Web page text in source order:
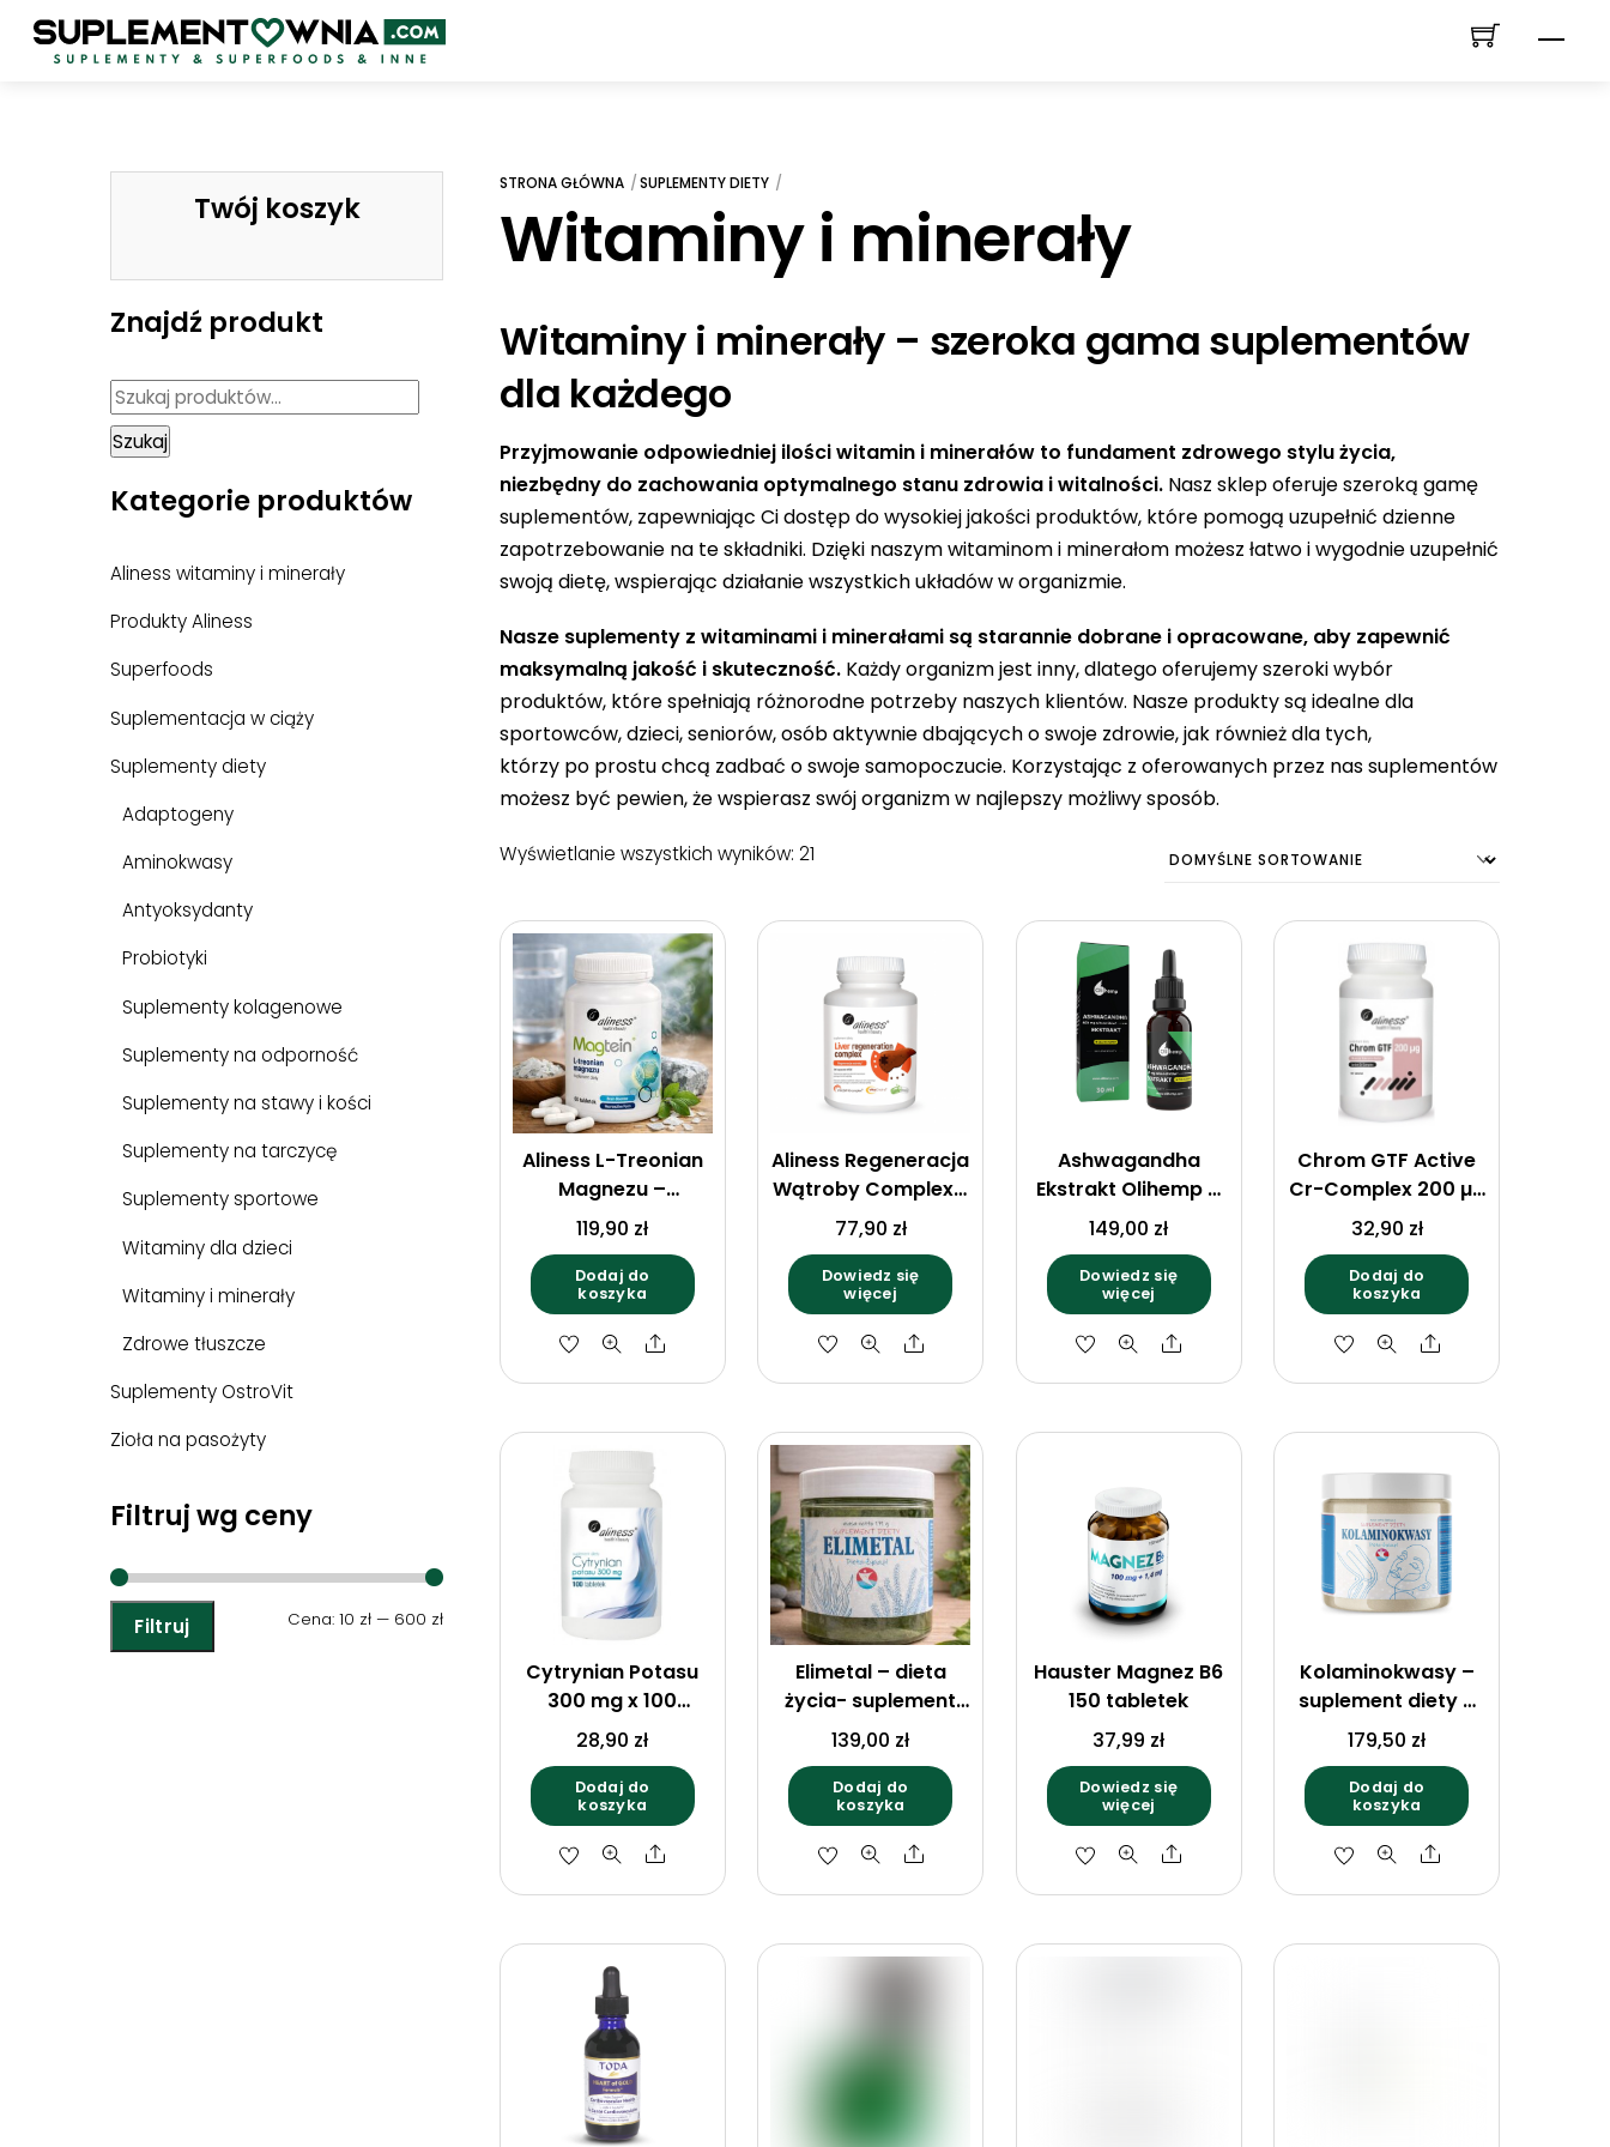
STRONA GŁÓWNA SUPLEMENTY DIETY
Witaminy i minerały
Witaminy i minerały – szeroka gama suplementów
dla każdego
Przyjmowanie odpowiedniej ilości witamin i minerałów to fundament zdrowego stylu życia,
niezbędny do zachowania optymalnego stanu zdrowia i witalności.Nasz sklep oferuje szeroką gamę
suplementów, zapewniając Ci dostęp do wysokiej jakości produktów, które pomogą uzupełnić dzienne
zapotrzebowanie na te składniki. Dzięki naszym witaminom i minerałom możesz łatwo i wygodnie uzupełnić
swoją dietę, wspierając działanie wszystkich układów w organizmie.
Nasze suplementy z witaminami i minerałami są starannie dobrane i opracowane, aby zapewnić
maksymalną jakość i skuteczność.Każdy organizm jest inny, dlatego oferujemy szeroki wybór
produktów, które spełniają różnorodne potrzeby naszych klientów. Nasze produkty są idealne dla
sportowców, dzieci, seniorów, osób aktywnie dbających o swoje zdrowie, jak również dla tych,
którzy po prostu chcą zadbać o swoje samopoczucie. Korzystając z oferowanych przez nas suplementów
możesz być pewien, że wspierasz swój organizm w najlepszy możliwy sposób.
Wyświetlanie wszystkich wyników: 21
Aliness L-Treonian
Magnezu –
wsparcie układu
nerwowego i
koncentracji 60
tabletek
119,90 zł
Dodaj do
koszyka
Share
Aliness Regeneracja
Wątroby Complex x
90 Vege Caps
77,90 zł
Dowiedz się
więcej
Share
Ashwagandha
Ekstrakt Olihemp –
Olejek 30 ml
149,00 zł
Dowiedz się
więcej
Share
Chrom GTF Active
Cr-Complex 200 µg
x 100 tabletek vege
Aliness
32,90 zł
Dodaj do
koszyka
Share
Cytrynian Potasu
300 mg x 100
tabletek Aliness
28,90 zł
Dodaj do
koszyka
Share
Elimetal – dieta
życia- suplement
diety – proszek –
171 g – usuwanie
metali ciężkich –
detoks
139,00 zł
Dodaj do
koszyka
Share
Hauster Magnez B6
150 tabletek
37,99 zł
Dowiedz się
więcej
Share
Kolaminokwasy –
suplement diety –
proszek – 303,2 g
179,50 zł
Dodaj do
koszyka
Share
Twój koszyk
Znajdź produkt
Szukaj:
Szukaj
Kategorie produktów
Aliness witaminy i minerały
Produkty Aliness
Superfoods
Suplementacja w ciąży
Suplementy diety
Adaptogeny
Aminokwasy
Antyoksydanty
Probiotyki
Suplementy kolagenowe
Suplementy na odporność
Suplementy na stawy i kości
Suplementy na tarczycę
Suplementy sportowe
Witaminy dla dzieci
Witaminy i minerały
Zdrowe tłuszcze
Suplementy OstroVit
Zioła na pasożyty
Filtruj wg ceny
Cena
Cena
Filtruj Cena:10 zł — 600 zł